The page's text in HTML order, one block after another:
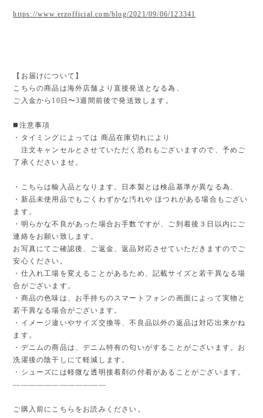
https://www.erzofficial.com/blog/2021/09/06/123341
【お届けについて】
こちらの商品は海外店舗より直接発送となる為、
ご入金から10日〜3週間前後で発送致します。
◼️注意事項
・タイミングによっては 商品在庫切れにより
注文キャンセルとさせていただく恐れもございますので、予めご
了承くださいませ。
・こちらは輸入品となります。日本製とは検品基準が異なる為、
・新品未使用品でもごくわずかな汚れや ほつれがある場合もござい
ます。
・明らかな不良があった場合お手数ですが、ご到着後３日以内にご
連絡をお願い致します。
お写真にてご確認後、ご返金、返品対応させていただきますのでご
安心ください。
・仕入れ工場を変えることがあるため、記載サイズと若干異なる場
合がございます。
・商品の色味は、お手持ちのスマートフォンの画面によって実物と
若干異なる場合がございます。
・イメージ違いやサイズ交換等、不良品以外の返品は対応出来かね
ます。
・デニムの商品は、デニム特有の匂いがすることがございます。お
洗濯後の陰干しにて軽減します。
・シューズには軽微な透明接着剤の付着があることがございます。
————————————
ご購入前にこちらをお読みください。